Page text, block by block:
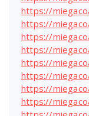
https://
https://
https://
https://
https://
https://
https://
https://